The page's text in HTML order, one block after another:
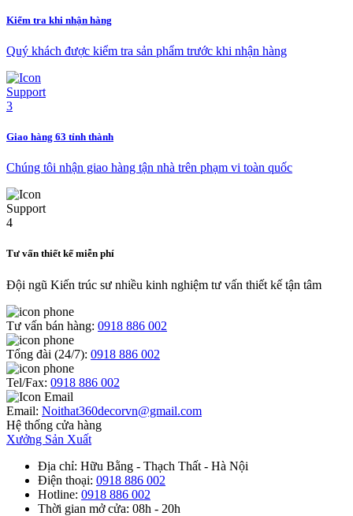
Kiểm tra khi nhận hàng
Quý khách được kiểm tra sản phẩm trước khi nhận hàng
Giao hàng 63 tỉnh thành
Chúng tôi nhận giao hàng tận nhà trên phạm vi toàn quốc
Tư vấn thiết kế miễn phí
Đội ngũ Kiến trúc sư nhiều kinh nghiệm tư vấn thiết kế tận tâm
Tư vấn bán hàng: 0918 886 002
Tổng đài (24/7): 0918 886 002
Tel/Fax: 0918 886 002
Email: Noithat360decorvn@gmail.com
Hệ thống cửa hàng
Xưởng Sản Xuất
Địa chỉ: Hữu Bằng - Thạch Thất - Hà Nội
Điện thoại: 0918 886 002
Hotline: 0918 886 002
Thời gian mở cửa: 08h - 20h